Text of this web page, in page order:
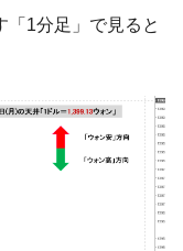
策室長が告発され
り、空前の国政壟
になって抗議活
常増加させる ⇒ 中
して良くない。
「1分足」で見ると